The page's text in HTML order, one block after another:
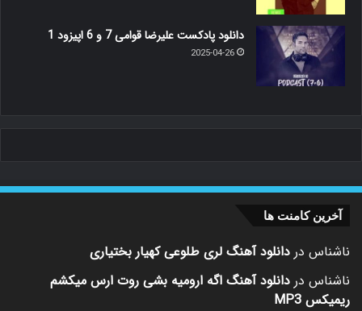
دانلود پادکست علیرضا قوامی 7 و 6 اپیزود 1
2025-04-26
آخرین کامنت ها
ناشناس در دانلود آهنگ لری طلوعی کهیار بختیاری
ناشناس در دانلود آهنگ اگه ارومیه بشی روت ارس میکشم
ریمیکس MP3